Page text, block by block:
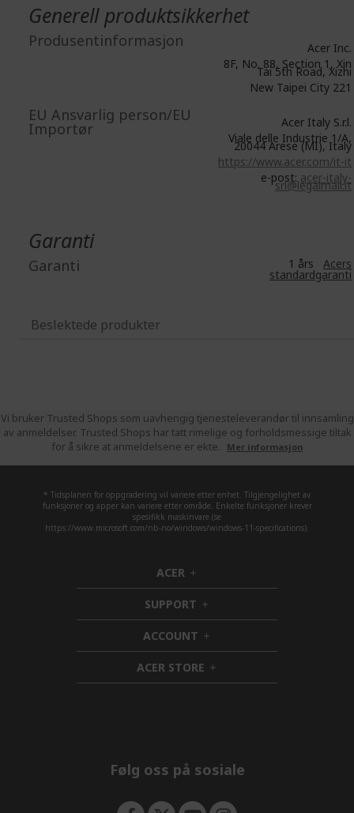
Generell produktsikkerhet
Produsentinformasjon
Acer Inc.
8F, No. 88, Section 1, Xin
Tai 5th Road, Xizhi
New Taipei City 221
EU Ansvarlig person/EU
Importør
Acer Italy S.r.l.
Viale delle Industrie 1/A,
20044 Arese (MI), Italy
https://www.acer.com/it-it
e-post:acer-italy-
srl@legalmail.it
Garanti
Garanti 1 års Acers
standardgaranti
Beslektede produkter
Vi bruker Trusted Shops som uavhengig tjenesteleverandør til innsamling
av anmeldelser. Trusted Shops har tatt rimelige og forholdsmessige tiltak
for å sikre at anmeldelsene er ekte.
Mer informasjon
* Tidsplanen for oppgradering vil variere etter enhet. Tilgjengelighet av
funksjoner og apper kan variere etter område. Enkelte funksjoner krever
spesifikk maskinvare (se
https://www.microsoft.com/nb-no/windows/windows-11-specifications).
ACER h
i
d
d
e
n
SUPPORT h
i
d
e
n
ACCOUNT h
i
d
d
ACER STORE h
i
Følg oss på sosiale